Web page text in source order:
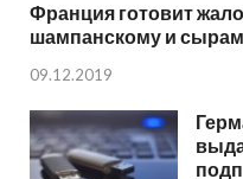
Франция готовит
шампанскому и сырам
09.12.2019